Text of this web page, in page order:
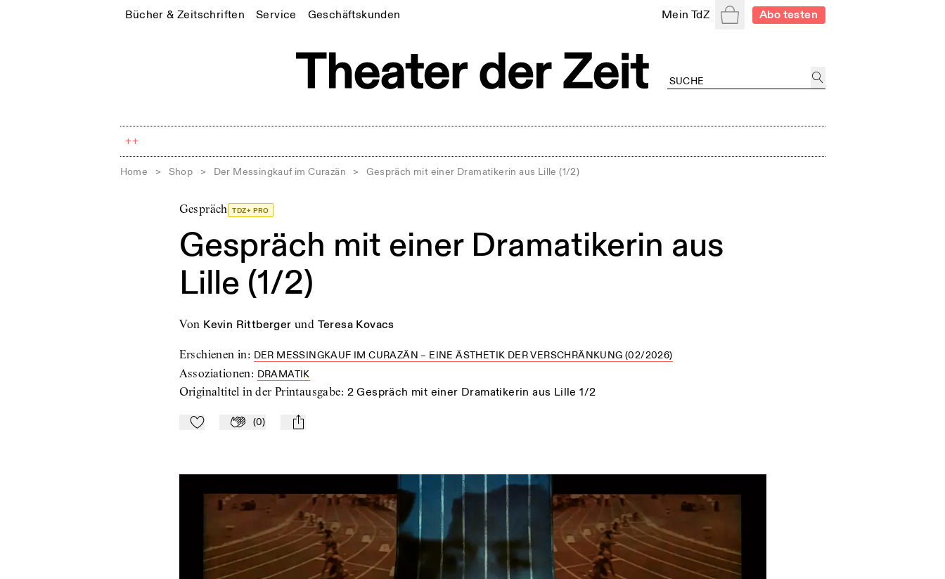
Bücher & Zeitschriften Service Geschäftskunden Mein TdZ WarenkorbAbo testen
++
Home > Shop > Der Messingkauf im Curazän > Gespräch mit einer Dramatikerin aus Lille (1/2)
Gespräch TDZ+ PRO
Gespräch mit einer Dramatikerin aus
Lille (1/2)
von Kevin Rittberger und Teresa Kovacs
Erschienen in: DER MESSINGKAUF IM CURAZÄN – EINE ÄSTHETIK DER VERSCHRÄNKUNG (02/2026)
Assoziationen: DRAMATIK
Originaltitel in der Printausgabe: 2 Gespräch mit einer Dramatikerin aus Lille 1/2
Zu Mein-TdZ hinzufügen
Applaudieren
(0) mail